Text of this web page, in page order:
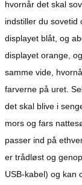
hvornår det skal
indstiller du
displayet blåt, og
displayet orange,
samme vide,
farverne på uret.
det skal blive i
mors og fars
passer ind på
er trådløst og
USB-kabel) og kan